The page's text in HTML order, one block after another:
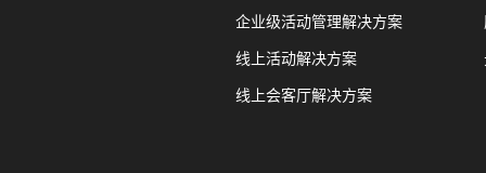
企业级活动管理解决方案
线上活动解决方案
线上会客厅解决方案